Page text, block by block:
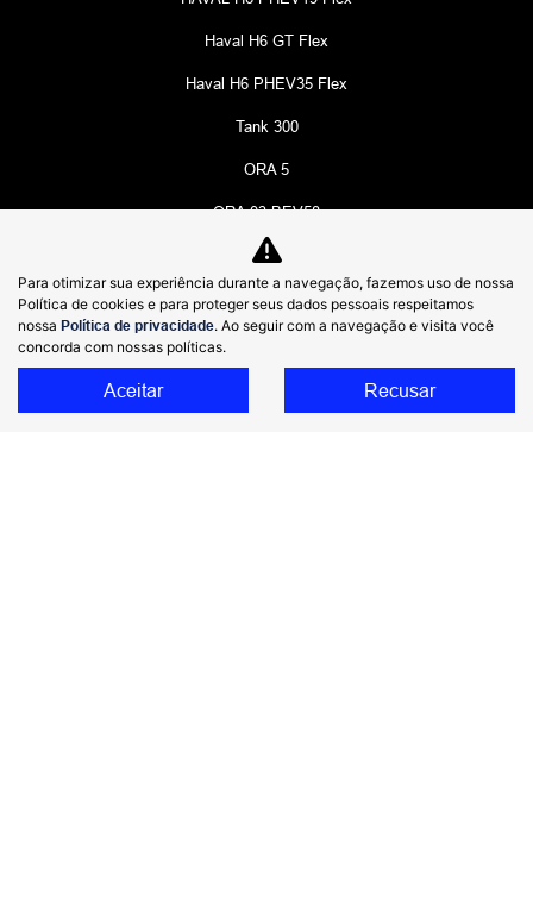
Haval H6 GT Flex
Haval H6 PHEV35 Flex
Tank 300
ORA 5
ORA 03 BEV58
Poer P30 Exclusive
Poer P30 Trail
Wey 07 Dark Edition
Para otimizar sua experiência durante a navegação, fazemos uso de nossa
Política de cookies e para proteger seus dados pessoais respeitamos
nossa Política de privacidade. Ao seguir com a navegação e visita você
concorda com nossas políticas.
Aceitar Recusar